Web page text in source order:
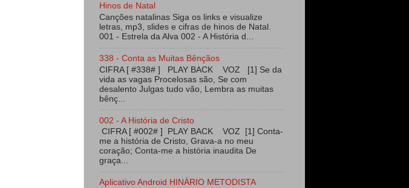
Hinos de Natal
Canções natalinas Siga os links e visualize
letras, mp3, slides e cifras de hinos de Natal.
001 - Estrela da Alva 002 - A História d...
338 - Conta as Muitas Bênçãos
CIFRA [ #338# ] PLAY BACK VOZ [1] Se da
vida as vagas Procelosas são, Se com
desalento Julgas tudo vão, Lembra as muitas
bênç...
002 - A História de Cristo
CIFRA [ #002# ] PLAY BACK VOZ [1] Conta-
me a história de Cristo, Grava-a no meu
coração; Conta-me a história inaudita De
graça...
Aplicativo Android HINÁRIO METODISTA